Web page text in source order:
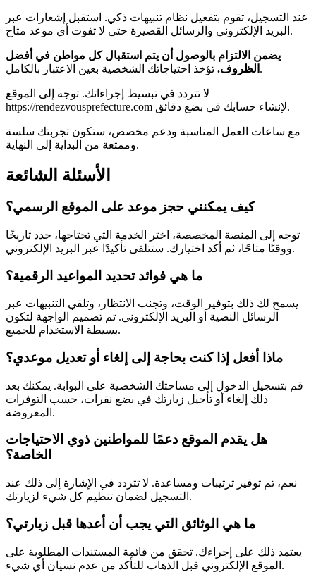
عند التسجيل، تقوم بتفعيل نظام تنبيهات ذكي. استقبل إشعارات عبر
البريد الإلكتروني والرسائل القصيرة حتى لا تفوت أي موعد متاح.
يضمن الالتزام بالوصول أن يتم استقبال كل مواطن في أفضل
الظروف. تؤخذ احتياجاتك الشخصية بعين الاعتبار بالكامل.
لا تتردد في تبسيط إجراءاتك. توجه إلى الموقع
https://rendezvousprefecture.com لإنشاء حسابك في بضع دقائق.
مع ساعات العمل المناسبة ودعم مخصص، ستكون تجربتك سلسة
وممتعة من البداية إلى النهاية.
الأسئلة الشائعة
كيف يمكنني حجز موعد على الموقع الرسمي؟
توجه إلى المنصة المخصصة، اختر الخدمة التي تحتاجها، حدد تاريخًا
ووقتًا متاحًا، ثم أكد اختيارك. ستتلقى تأكيدًا عبر البريد الإلكتروني.
ما هي فوائد تحديد المواعيد الرقمية؟
يسمح لك ذلك بتوفير الوقت، وتجنب الانتظار، وتلقي التنبيهات عبر
الرسائل النصية أو البريد الإلكتروني. تم تصميم الواجهة لتكون
بسيطة الاستخدام للجميع.
ماذا أفعل إذا كنت بحاجة إلى إلغاء أو تعديل موعدي؟
قم بتسجيل الدخول إلى مساحتك الشخصية على البوابة. يمكنك بعد
ذلك إلغاء أو تأجيل زيارتك في بضع نقرات، حسب التوفرات
المعروضة.
هل يقدم الموقع دعمًا للمواطنين ذوي الاحتياجات
الخاصة؟
نعم، تم توفير ترتيبات ومساعدة. لا تتردد في الإشارة إلى ذلك عند
التسجيل لضمان تنظيم كل شيء لزيارتك.
ما هي الوثائق التي يجب أن أعدها قبل زيارتي؟
يعتمد ذلك على إجراءك. تحقق من قائمة المستندات المطلوبة على
الموقع الإلكتروني قبل الذهاب للتأكد من عدم نسيان أي شيء.